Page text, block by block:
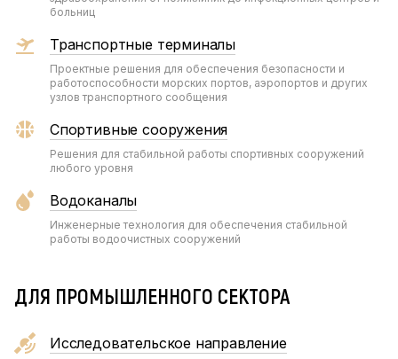
больниц
Транспортные терминалы
Проектные решения для обеспечения безопасности и
работоспособности морских портов, аэропортов и других
узлов транспортного сообщения
Спортивные сооружения
Решения для стабильной работы спортивных сооружений
любого уровня
Водоканалы
Инженерные технология для обеспечения стабильной
работы водоочистных сооружений
ДЛЯ ПРОМЫШЛЕННОГО СЕКТОРА
Исследовательское направление